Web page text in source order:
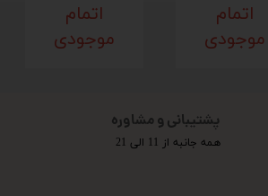
اتمام
موجودی
اتمام
موجودی
پشتیبانی و مشاوره
همه جانبه از 11 الی 21